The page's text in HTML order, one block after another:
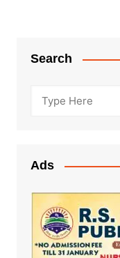
Search
Ads